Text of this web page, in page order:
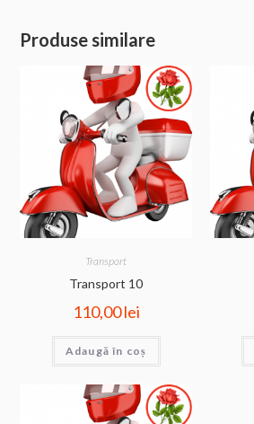
Produse similare
Transport
Transport 10
110,00lei
Adaugă în coș